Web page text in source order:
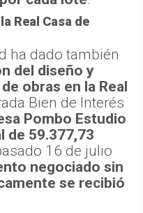
Real Casa de
ha dado también
del diseño y
obras en la Real
Bien de Interés
Pombo Estudio
59.377,73
16 de julio
negociado sin
se recibió